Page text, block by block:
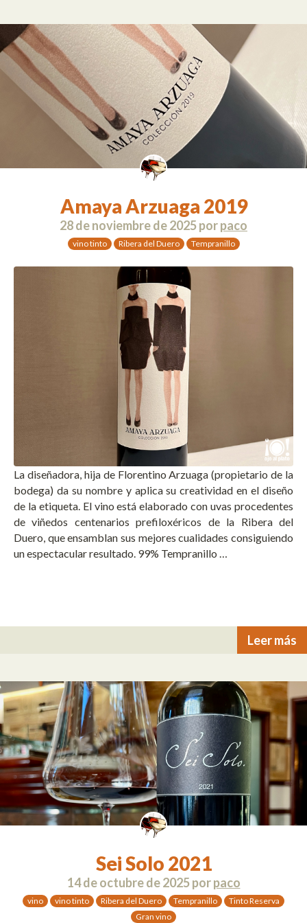
Amaya Arzuaga 2019
28 de noviembre de 2025porpaco
vino tinto Ribera del Duero Tempranillo
La diseñadora, hija de Florentino Arzuaga (propietario de la
bodega) da su nombre y aplica su creatividad en el diseño
de la etiqueta. El vino está elaborado con uvas procedentes
de viñedos centenarios prefiloxéricos de la Ribera del
Duero, que ensamblan sus mejores cualidades consiguiendo
un espectacular resultado. 99% Tempranillo …
Leer más
Sei Solo 2021
14 de octubre de 2025porpaco
vino vino tinto Ribera del Duero Tempranillo
Tinto Reserva
Gran vino